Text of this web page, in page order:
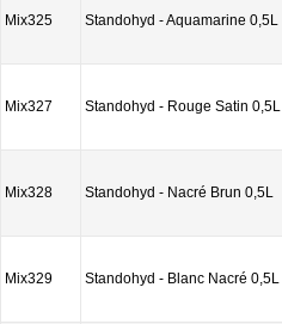
Mix325 Standohyd - Aquamarine 0,5L
Mix327 Standohyd - Rouge Satin 0,5L
Mix328 Standohyd - Nacré Brun 0,5L
Mix329 Standohyd - Blanc Nacré 0,5L